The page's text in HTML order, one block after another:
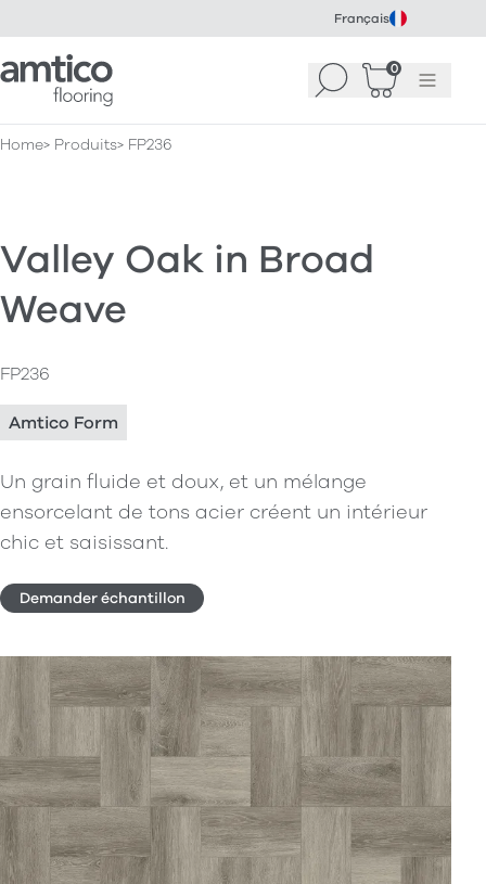
Français
Amtico Flooring Recherche
0
Panier(0)
Menu
Home Produits FP236
Valley Oak in Broad
Weave
FP236
Amtico Form
Un grain fluide et doux, et un mélange
ensorcelant de tons acier créent un intérieur
chic et saisissant.
Demander échantillon